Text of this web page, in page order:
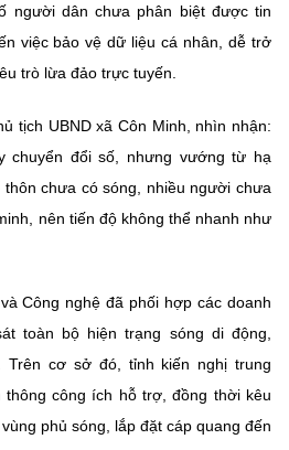
người dân chưa phân biệt được tin
việc bảo vệ dữ liệu cá nhân, dễ trở
trò lừa đảo trực tuyến.
tịch UBND xã Côn Minh, nhìn nhận:
chuyển đổi số, nhưng vướng từ hạ
chưa có sóng, nhiều người chưa
nên tiến độ không thể nhanh như
Công nghệ đã phối hợp các doanh
toàn bộ hiện trạng sóng di động,
Trên cơ sở đó, tỉnh kiến nghị trung
công ích hỗ trợ, đồng thời kêu
phủ sóng, lắp đặt cáp quang đến